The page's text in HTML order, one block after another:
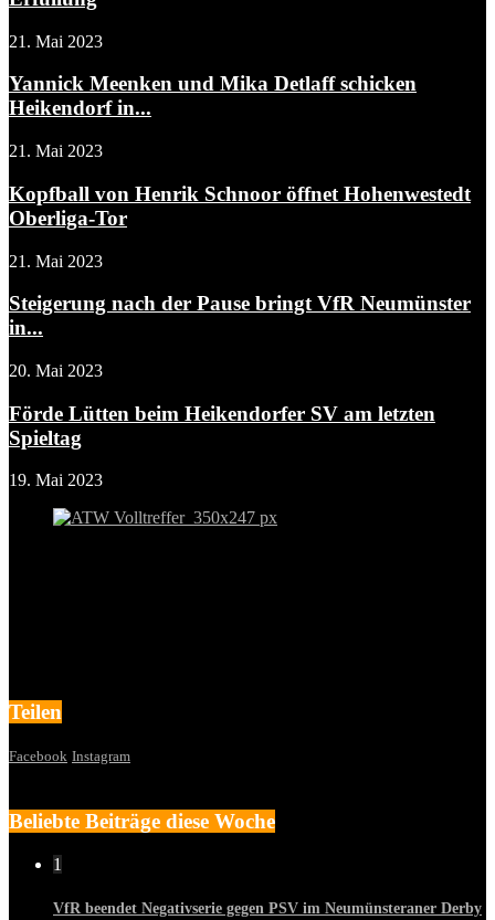
21. Mai 2023
Yannick Meenken und Mika Detlaff schicken
Heikendorf in...
21. Mai 2023
Kopfball von Henrik Schnoor öffnet Hohenwestedt
Oberliga-Tor
21. Mai 2023
Steigerung nach der Pause bringt VfR Neumünster
in...
20. Mai 2023
Förde Lütten beim Heikendorfer SV am letzten
Spieltag
19. Mai 2023
Teilen
Facebook Instagram
Beliebte Beiträge diese Woche
1
VfR beendet Negativserie gegen PSV im Neumünsteraner Derby